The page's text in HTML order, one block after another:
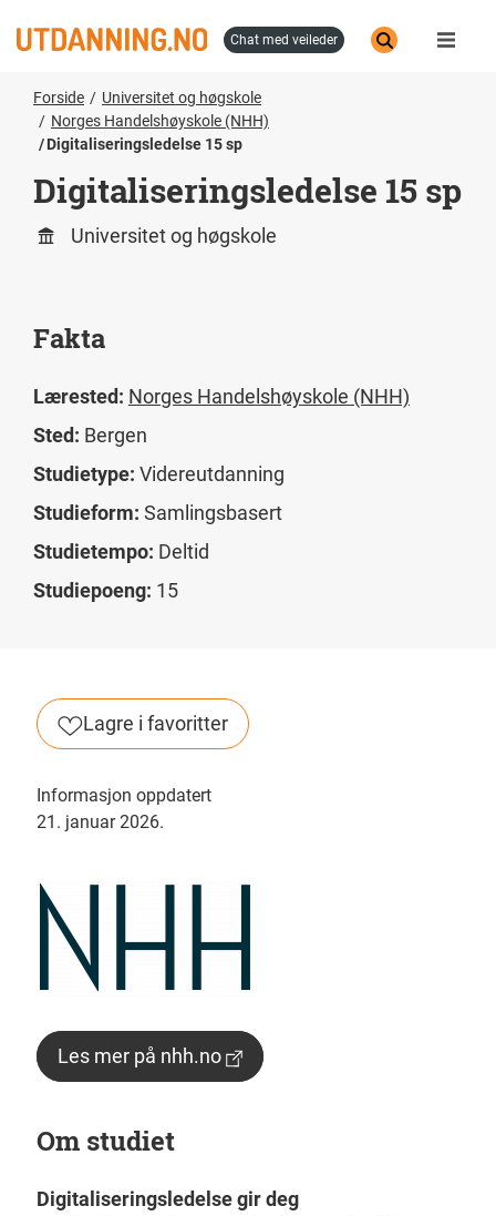
til
chat med veileder
Forside
Universitet og høgskole
Norges Handelshøyskole (NHH)
Digitaliseringsledelse 15 sp
Digitaliseringsledelse 15 sp
Universitet og høgskole
Fakta
Lærested: Norges Handelshøyskole (NHH)
Sted: Bergen
Studietype: Videreutdanning
Studieform: Samlingsbasert
Studietempo: Deltid
Studiepoeng: 15
Lagre i favoritter
Informasjon oppdatert
21. januar 2026.
Les mer på nhh.no
Om studiet
Digitaliseringsledelse gir deg